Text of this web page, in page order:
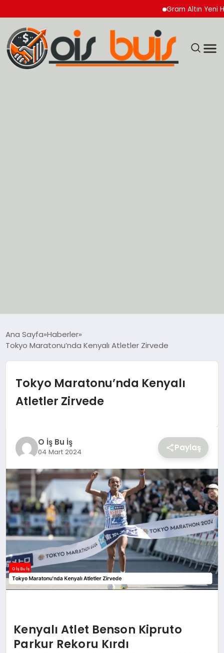
Gram Altın Yeni
EKONOMİ
GÜNCEL
SIYASET
YAŞAM
Ana Sayfa Haberler
Tokyo Maratonu’nda Kenyalı Atletler Zirvede
Tokyo Maratonu’nda Kenyalı
Atletler Zirvede
O İş Bu İş
04 Mart 2024 Paylaş
Kenyalı Atlet Benson Kipruto
Parkur Rekoru Kırdı